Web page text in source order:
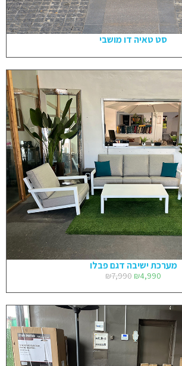
סט טאיה דו מושבי
מערכת ישיבה דגם פבלו
₪7,990 ₪4,990